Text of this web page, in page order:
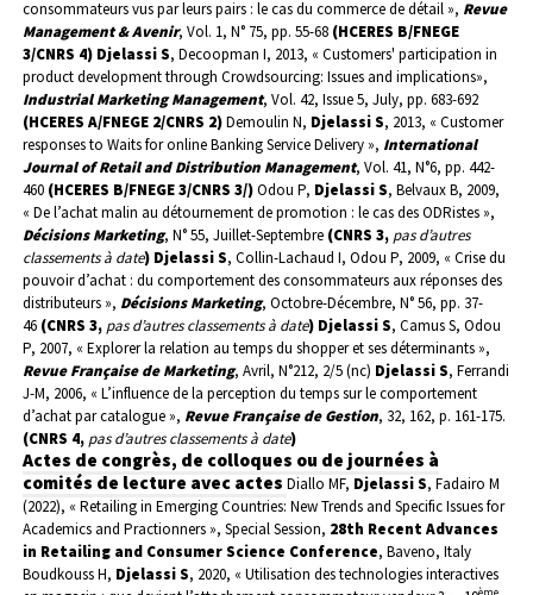
consommateurs vus par leurs pairs : le cas du commerce de détail », Revue
Management & Avenir, Vol. 1, N° 75, pp. 55-68 (HCERES B/FNEGE
3/CNRS 4) Djelassi S, Decoopman I, 2013, « Customers' participation in
product development through Crowdsourcing: Issues and implications»,
Industrial Marketing Management, Vol. 42, Issue 5, July, pp. 683-692
(HCERES A/FNEGE 2/CNRS 2)Demoulin N, Djelassi S, 2013, « Customer
responses to Waits for online Banking Service Delivery », International
Journal of Retail and Distribution Management, Vol. 41, N°6, pp. 442-
460 (HCERES B/FNEGE 3/CNRS 3/)Odou P, Djelassi S, Belvaux B, 2009,
« De l’achat malin au détournement de promotion : le cas des ODRistes »,
Décisions Marketing, N° 55, Juillet-Septembre (CNRS 3, pas d’autres
classements à date) Djelassi S, Collin-Lachaud I, Odou P, 2009, « Crise du
pouvoir d’achat : du comportement des consommateurs aux réponses des
distributeurs », Décisions Marketing, Octobre-Décembre, N° 56, pp. 37-
46 (CNRS 3, pas d’autres classements à date) Djelassi S, Camus S, Odou
P, 2007, « Explorer la relation au temps du shopper et ses déterminants »,
Revue Française de Marketing, Avril, N°212, 2/5 (nc) Djelassi S, Ferrandi
J-M, 2006, « L’influence de la perception du temps sur le comportement
d’achat par catalogue », Revue Française de Gestion, 32, 162, p. 161-175.
(CNRS 4, pas d’autres classements à date)
Actes de congrès, de colloques ou de journées à
comités de lecture avec actes Diallo MF, Djelassi S, Fadairo M
(2022), « Retailing in Emerging Countries: New Trends and Specific Issues for
Academics and Practionners », Special Session, 28th Recent Advances
in Retailing and Consumer Science Conference, Baveno, Italy
Boudkouss H, Djelassi S, 2020, « Utilisation des technologies interactives
ème